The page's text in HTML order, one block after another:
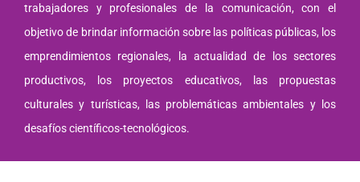
trabajadores y profesionales de la comunicación, con el
objetivo de brindar información sobre las políticas públicas, los
emprendimientos regionales, la actualidad de los sectores
productivos, los proyectos educativos, las propuestas
culturales y turísticas, las problemáticas ambientales y los
desafíos científicos-tecnológicos.